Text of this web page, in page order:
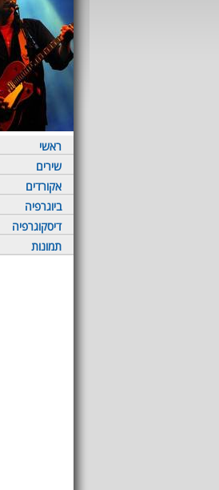
ראשי
שירים
אקורדים
ביוגרפיה
דיסקוגרפיה
תמונות